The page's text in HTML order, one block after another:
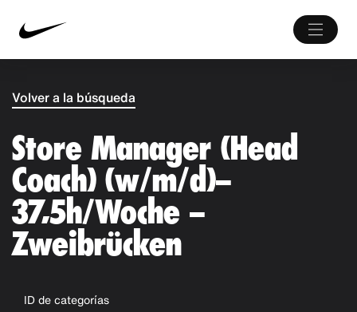
Volver a la búsqueda
Store Manager (Head
Coach) (w/m/d)–
37,5h/Woche –
Zweibrücken
ID de categorías